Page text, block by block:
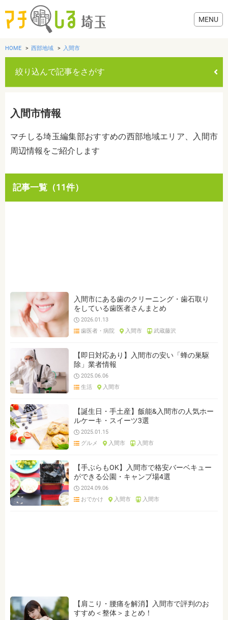
歯医者・病院
おでかけ
HOME 西部地域 入間市
絞り込んで記事をさがす
カテゴリを選ぶ
すべて グルメ 美容・健康 歯医者・病院 おでかけ
入間市情報
マチしる埼玉編集部おすすめの西部地域エリア、入間市
周辺情報をご紹介します
記事一覧（11件）
入間市にある歯のクリーニング・歯石取り
をしている歯医者さんまとめ
2026.01.13
歯医者・病院
入間市 武蔵藤沢
【即日対応あり】入間市の安い「蜂の巣駆
除」業者情報
2025.06.06
生活
入間市
【誕生日・手土産】飯能&入間市の人気ホー
ルケーキ・スイーツ3選
2025.01.15
グルメ
入間市 入間市
【手ぶらもOK】入間市で格安バーベキュー
ができる公園・キャンプ場4選
2024.09.06
おでかけ
入間市 入間市
【肩こり・腰痛を解消】入間市で評判のお
すすめ＜整体＞まとめ！